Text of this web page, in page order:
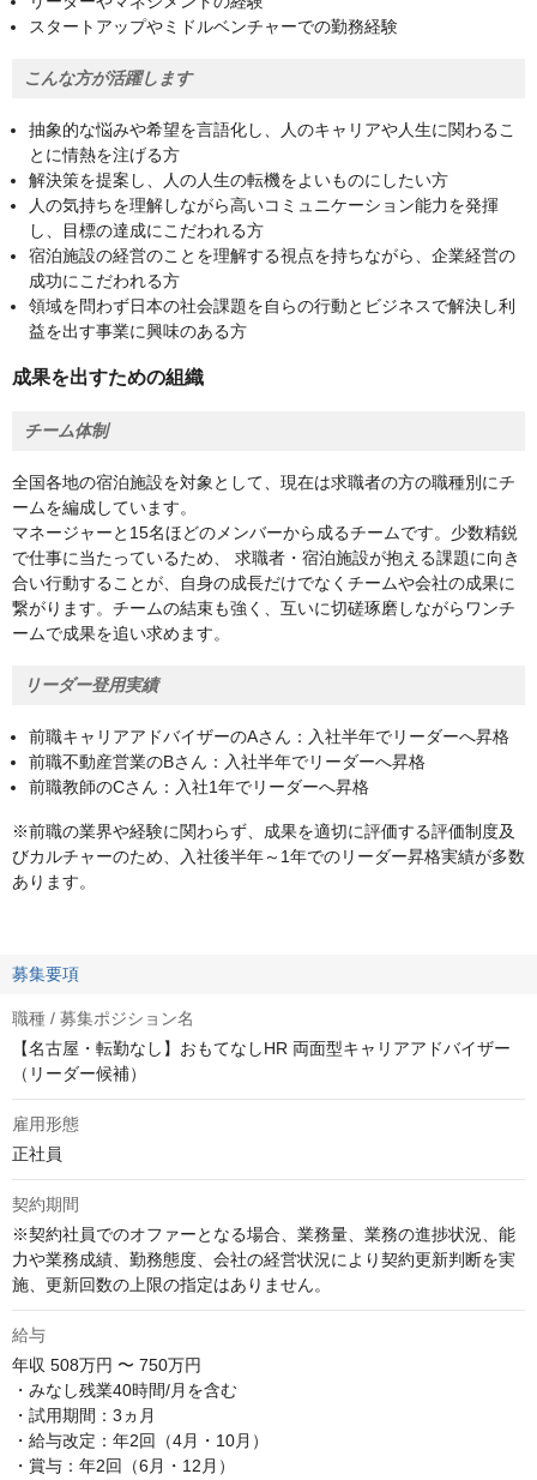
スタートアップやミドルベンチャーでの勤務経験
こんな方が活躍します
抽象的な悩みや希望を言語化し、人のキャリアや人生に関わるこ
とに情熱を注げる方
解決策を提案し、人の人生の転機をよいものにしたい方
人の気持ちを理解しながら高いコミュニケーション能力を発揮
し、目標の達成にこだわれる方
宿泊施設の経営のことを理解する視点を持ちながら、企業経営の
成功にこだわれる方
領域を問わず日本の社会課題を自らの行動とビジネスで解決し利
益を出す事業に興味のある方
成果を出すための組織
チーム体制
全国各地の宿泊施設を対象として、現在は求職者の方の職種別にチ
ームを編成しています。
マネージャーと15名ほどのメンバーから成るチームです。少数精鋭
で仕事に当たっているため、 求職者・宿泊施設が抱える課題に向き
合い行動することが、自身の成長だけでなくチームや会社の成果に
繋がります。チームの結束も強く、互いに切磋琢磨しながらワンチ
ームで成果を追い求めます。
リーダー登用実績
前職キャリアアドバイザーのAさん：入社半年でリーダーへ昇格
前職不動産営業のBさん：入社半年でリーダーへ昇格
前職教師のCさん：入社1年でリーダーへ昇格
※前職の業界や経験に関わらず、成果を適切に評価する評価制度及
びカルチャーのため、入社後半年～1年でのリーダー昇格実績が多数
あります。
募集要項
職種 / 募集ポジション名
【名古屋・転勤なし】おもてなしHR 両面型キャリアアドバイザー
（リーダー候補）
雇用形態
正社員
契約期間
※契約社員でのオファーとなる場合、業務量、業務の進捗状況、能
力や業務成績、勤務態度、会社の経営状況により契約更新判断を実
施、更新回数の上限の指定はありません。
給与
年収 508万円 〜 750万円
・みなし残業40時間/月を含む
・試用期間：3ヵ月
・給与改定：年2回（4月・10月）
・賞与：年2回（6月・12月）